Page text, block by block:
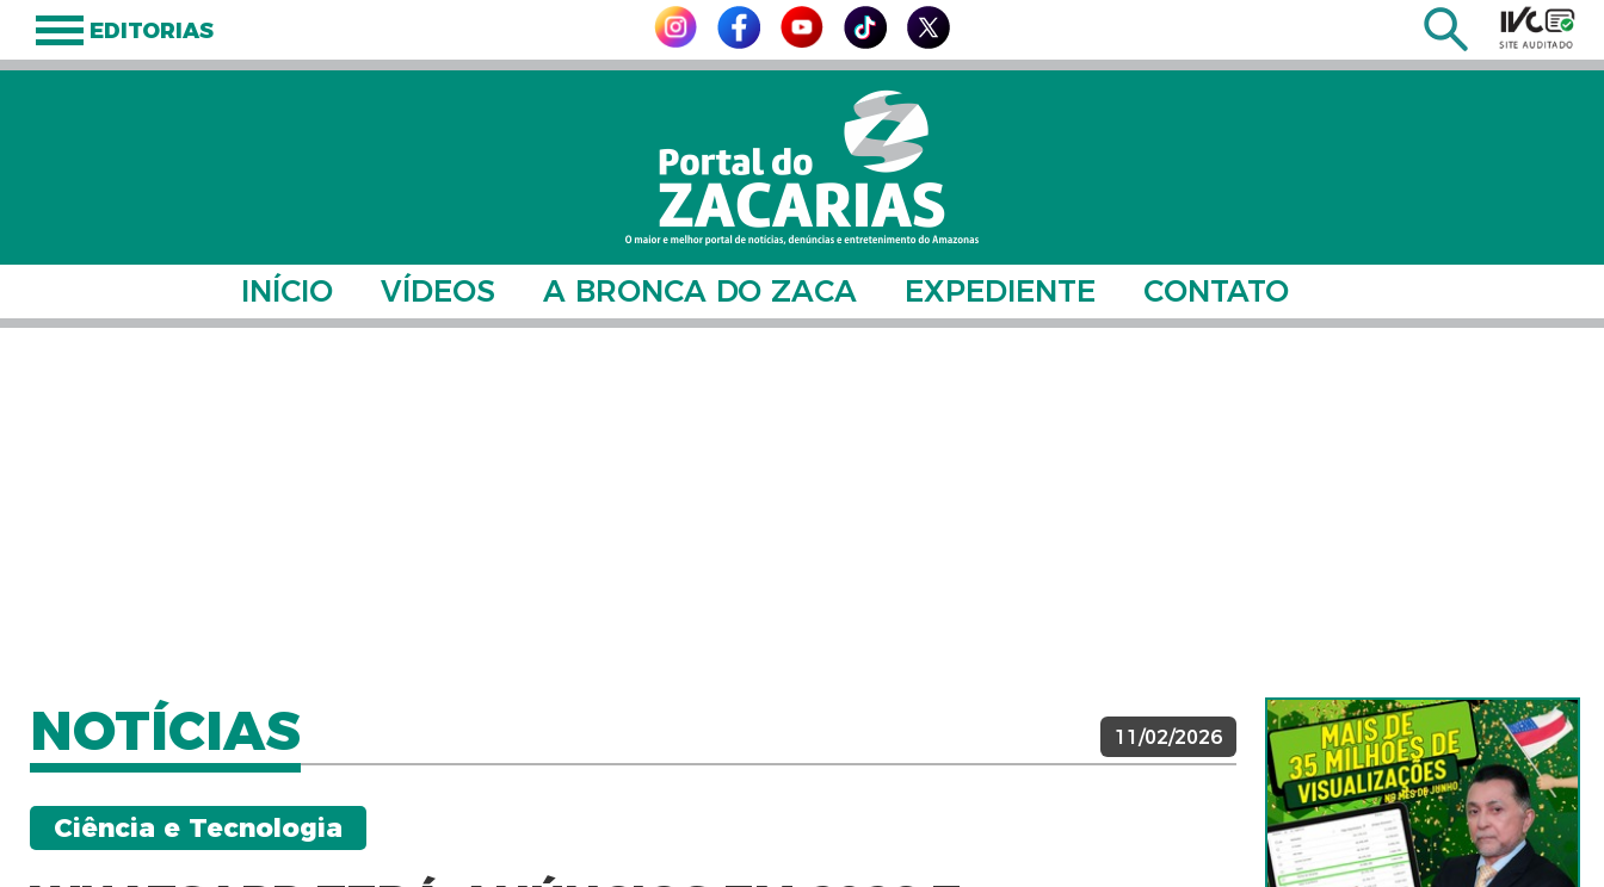
EDITORIAS
INÍCIO VÍDEOS A BRONCA DO ZACA EXPEDIENTE CONTATO
NOTÍCIAS 11/02/2026
Ciência e Tecnologia